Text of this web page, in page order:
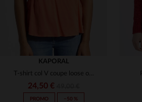
KAPORAL
T-shirt col V coupe loose orange
24,50 €
PROMO −50 %